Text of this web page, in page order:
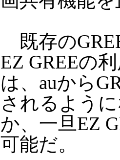
既存の
EZ GREEの
は、auから
されるよう
か、一旦EZ
可能だ。